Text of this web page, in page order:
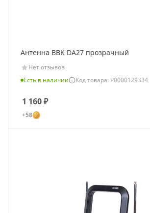
Антенна BBK DA27 прозрачный
Нет отзывов
Есть в наличии
Код товара: Р0000129334
1 160₽
+58